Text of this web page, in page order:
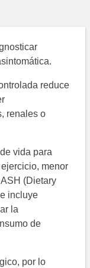
reduce
renales o
vida para
menor
(Dietary
incluye
la
de
por lo